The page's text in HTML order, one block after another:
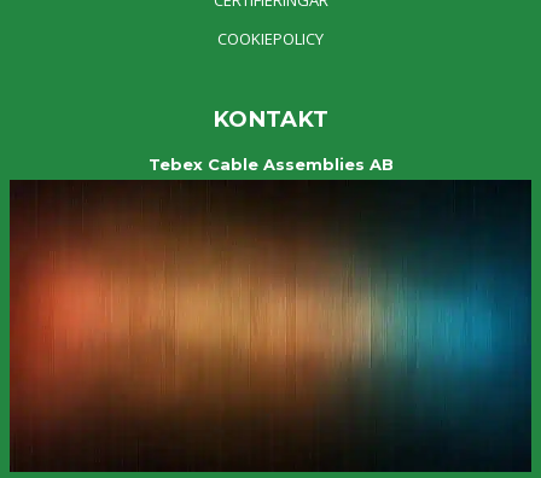
COOKIEPOLICY
KONTAKT
Tebex Cable Assemblies AB